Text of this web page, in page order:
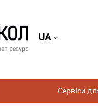
UA
Сервіси